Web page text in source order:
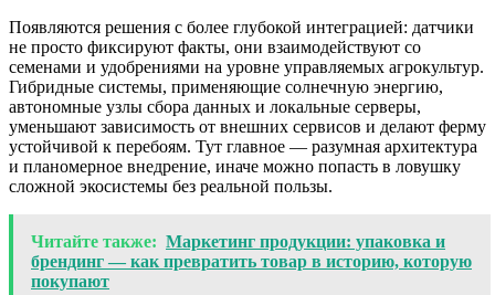
Появляются решения с более глубокой интеграцией: датчики
не просто фиксируют факты, они взаимодействуют со
семенами и удобрениями на уровне управляемых агрокультур.
Гибридные системы, применяющие солнечную энергию,
автономные узлы сбора данных и локальные серверы,
уменьшают зависимость от внешних сервисов и делают ферму
устойчивой к перебоям. Тут главное — разумная архитектура
и планомерное внедрение, иначе можно попасть в ловушку
сложной экосистемы без реальной пользы.
Читайте также: Маркетинг продукции: упаковка и
брендинг — как превратить товар в историю, которую
покупают